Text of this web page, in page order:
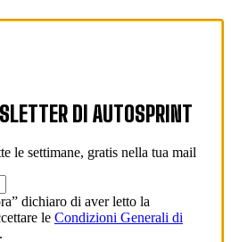
DI AUTOSPRINT
le settimane, gratis nella tua mail
dichiaro di aver letto la
le Condizioni Generali di
.